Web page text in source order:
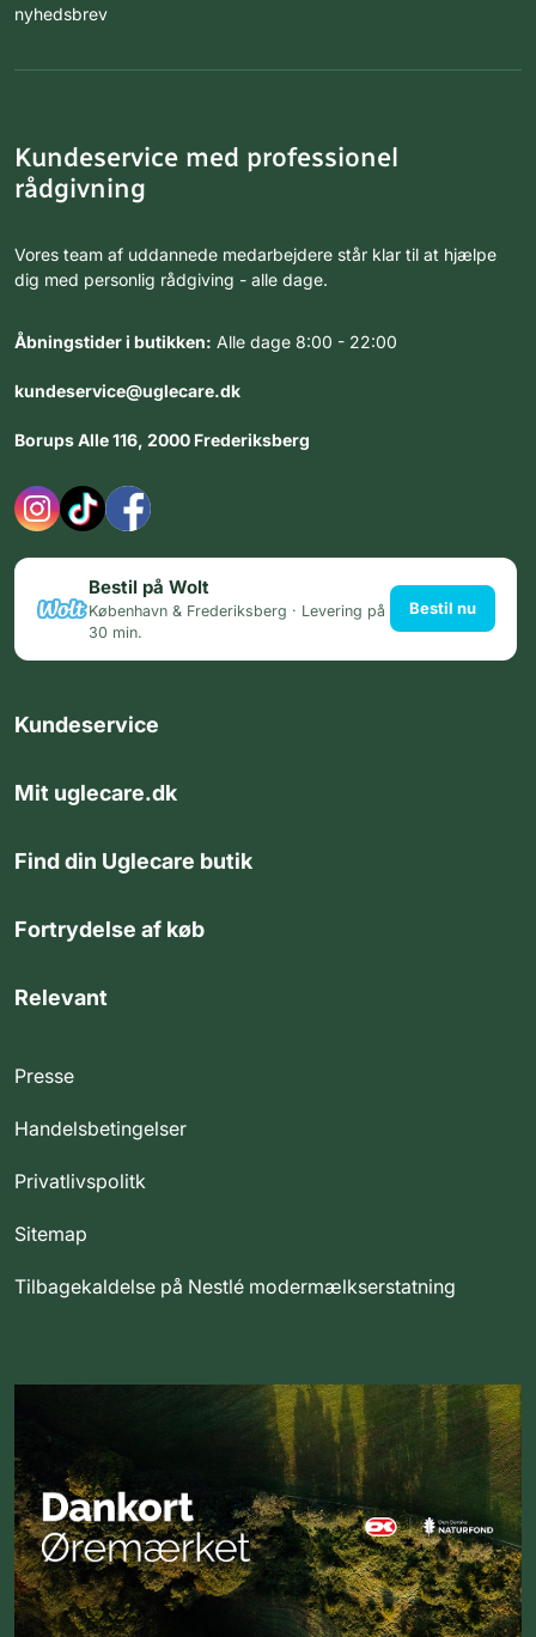
nyhedsbrev
Kundeservice med professionel
rådgivning
Vores team af uddannede medarbejdere står klar til at hjælpe
dig med personlig rådgiving - alle dage.
Åbningstider i butikken: Alle dage 8:00 - 22:00
kundeservice@uglecare.dk
Borups Alle 116, 2000 Frederiksberg
Bestil på Wolt
København & Frederiksberg · Levering på
30 min.
Bestil nu
Kundeservice
Mit uglecare.dk
Find din Uglecare butik
Fortrydelse af køb
Relevant
Presse
Handelsbetingelser
Privatlivspolitk
Sitemap
Tilbagekaldelse på Nestlé modermælkserstatning